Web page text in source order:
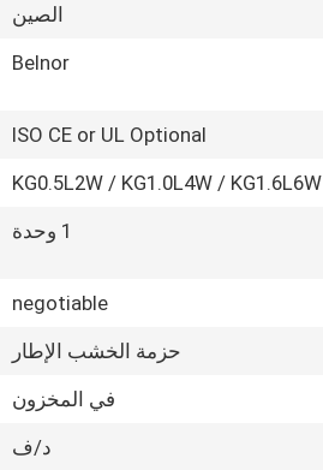
الصين
Belnor
ISO CE or UL Optional
KG0.5L2W / KG1.0L4W / KG1.6L6W
1 وحدة
negotiable
حزمة الخشب الإطار
في المخزون
د/ف